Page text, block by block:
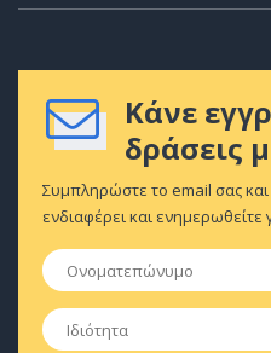
Κάνε
δράσεις
Συμπληρώστε το email σας
ενδιαφέρει και ενημερωθείτε
Ονοματεπώνυμο
Ιδιότητα